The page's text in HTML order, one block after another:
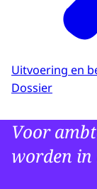
Uitvoering en
Dossier
Voor
worden in